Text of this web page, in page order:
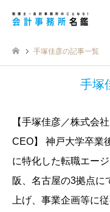
手塚佳彦の記事一覧
手塚
【手塚佳彦／株式会
CEO】 神戸大学卒業
に特化した転職エー
阪、名古屋の3拠点に
上げ、事業企画等に